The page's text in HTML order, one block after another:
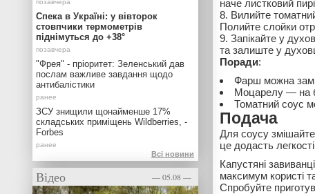
наче листковий
Вилийте
Полийте слойки
Запікайте у
та залиште у
Поради:
Фарш можна
Моцарелу — на
Томатний соус
Подача
Для соусу
це додасть
Капустяні
максимум користі
Спробуйте
Спека в Україні: у вівторок
стовпчики термометрів
піднімуться до +38°
"Фрея" - пріоритет: Зеленський дав
послам важливе завдання щодо
антибалістики
ЗСУ знищили щонайменше 17%
складських приміщень Wildberries, -
Forbes
Всі новини
Відео — 05.08 —